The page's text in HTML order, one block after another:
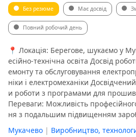
Без резюме Має досвід
Повний робочий день
📍 Локація: Берегове, шукаємо у
есійно-технічна освіта Досвід
емонту та обслуговування
ніки і електромеханіки
и роботи з програмами для
Переваги: Можливість
ня з подальшим підвищенням
Мукачево | Виробництво,